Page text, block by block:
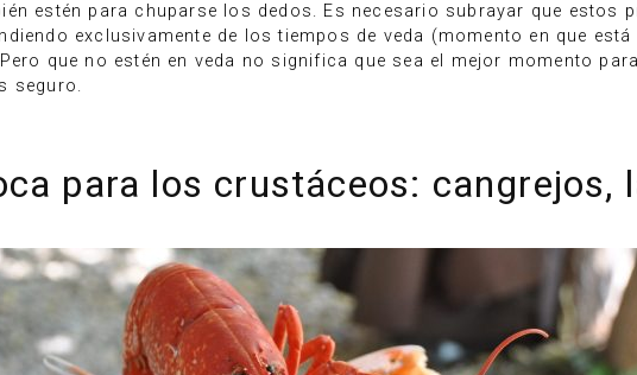
estén para chuparse los dedos. Es necesario subrayar que estos
exclusivamente de los tiempos de veda (momento en que
que no estén en veda no significa que sea el mejor momento
seguro.
para los crustáceos: cangrejos,